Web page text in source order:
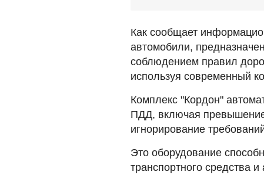
Как сообщает
автомобили,
соблюдением правил
используя современный
Комплекс "Кордон"
ПДД, включая
игнорирование
Это оборудование
транспортного средства